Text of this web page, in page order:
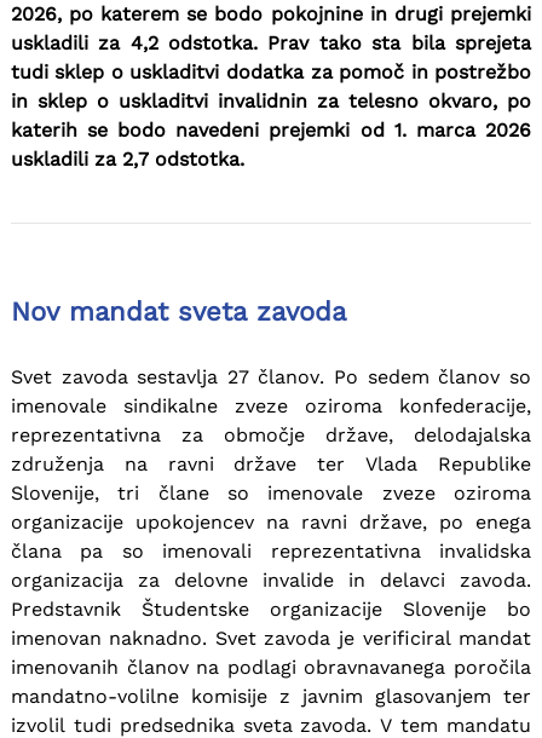
2026, po katerem se bodo pokojnine in drugi prejemki
uskladili za 4,2 odstotka. Prav tako sta bila sprejeta
tudi sklep o uskladitvi dodatka za pomoč in postrežbo
in sklep o uskladitvi invalidnin za telesno okvaro, po
katerih se bodo navedeni prejemki od 1. marca 2026
uskladili za 2,7 odstotka.
Nov mandat sveta zavoda
Svet zavoda sestavlja 27 članov. Po sedem članov so
imenovale sindikalne zveze oziroma konfederacije,
reprezentativna za območje države, delodajalska
združenja na ravni države ter Vlada Republike
Slovenije, tri člane so imenovale zveze oziroma
organizacije upokojencev na ravni države, po enega
člana pa so imenovali reprezentativna invalidska
organizacija za delovne invalide in delavci zavoda.
Predstavnik Študentske organizacije Slovenije bo
imenovan naknadno. Svet zavoda je verificiral mandat
imenovanih članov na podlagi obravnavanega poročila
mandatno-volilne komisije z javnim glasovanjem ter
izvolil tudi predsednika sveta zavoda. V tem mandatu